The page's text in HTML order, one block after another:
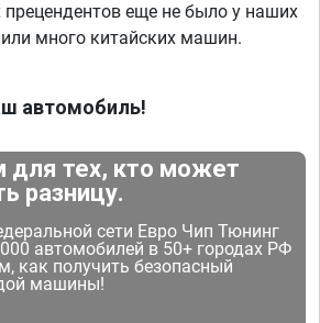
прецендентов еще не было у наших
много китайских машин.
автомобиль!
тех, кто может
разницу.
сети Евро Чип Тюнинг
автомобилей в 50+ городах РФ
как получить безопасный
машины!